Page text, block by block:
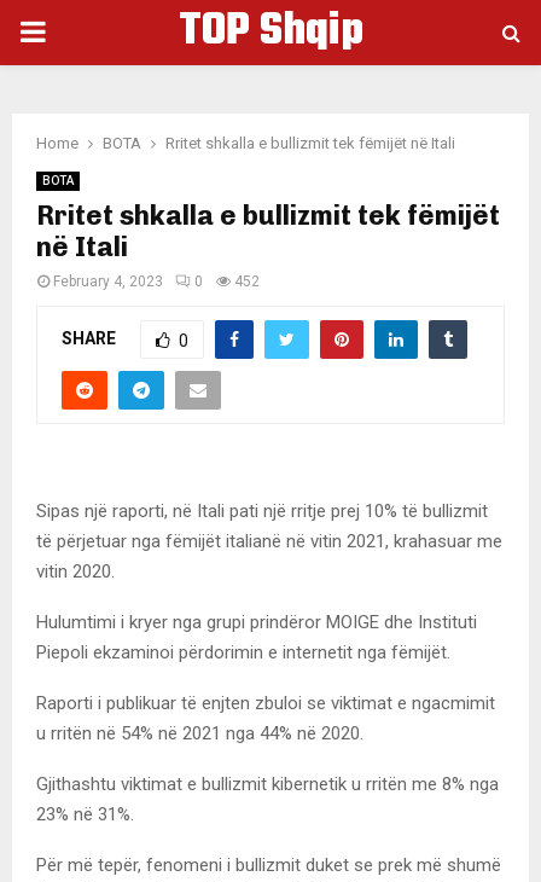
PRIMARY
TOP Shqip
Home BOTA Rritet shkalla e bullizmit tek fëmijët në Itali
BOTA
Rritet shkalla e bullizmit tek fëmijët
në Itali
February 4, 2023 0 452
SHARE 0
Sipas një raporti, në Itali pati një rritje prej 10% të bullizmit
të përjetuar nga fëmijët italianë në vitin 2021, krahasuar me
vitin 2020.
Hulumtimi i kryer nga grupi prindëror MOIGE dhe Instituti
Piepoli ekzaminoi përdorimin e internetit nga fëmijët.
Raporti i publikuar të enjten zbuloi se viktimat e ngacmimit
u rritën në 54% në 2021 nga 44% në 2020.
Gjithashtu viktimat e bullizmit kibernetik u rritën me 8% nga
23% në 31%.
Për më tepër, fenomeni i bullizmit duket se prek më shumë